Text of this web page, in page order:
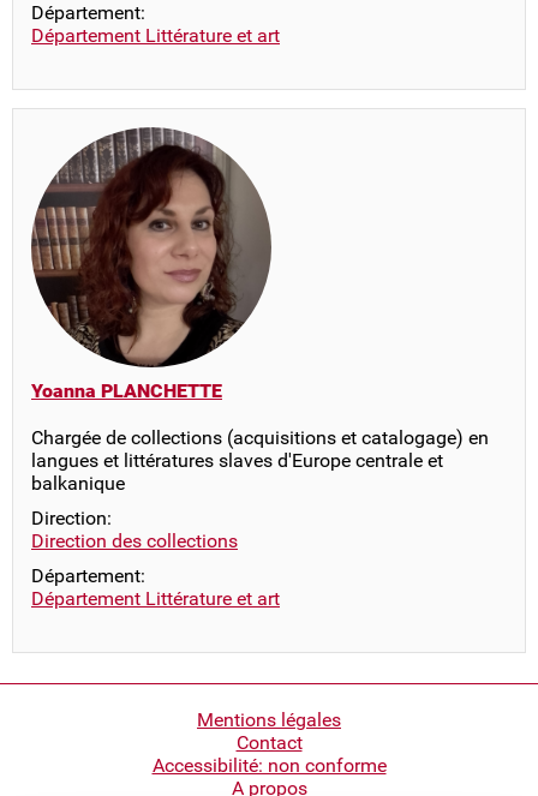
Département:
Département Littérature et art
Yoanna PLANCHETTE
Chargée de collections (acquisitions et catalogage) en
langues et littératures slaves d'Europe centrale et
balkanique
Direction:
Direction des collections
Département:
Département Littérature et art
Mentions légales
Contact
Accessibilité: non conforme
A propos